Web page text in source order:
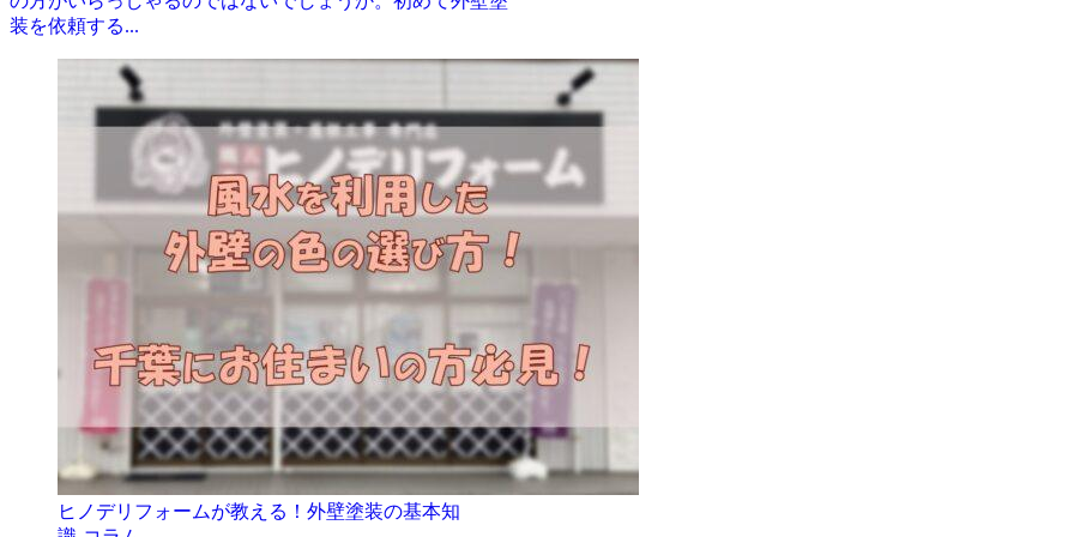
装を依頼する...
ヒノデリフォームが教える！外壁塗装の基本知